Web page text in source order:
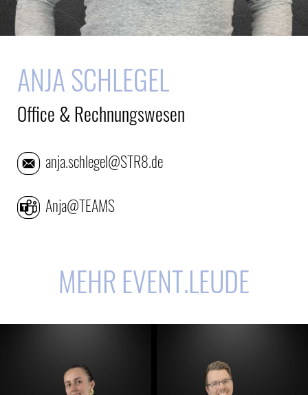
ANJA SCHLEGEL
Office & Rechnungswesen
anja.schlegel@STR8.de
Anja@TEAMS
MEHR EVENT.LEUDE
E-Mail E-Mail